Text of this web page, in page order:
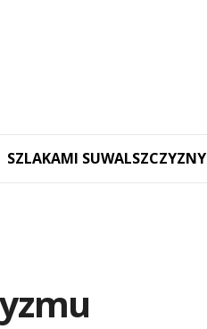
SZLAKAMI SUWALSZCZYZNY